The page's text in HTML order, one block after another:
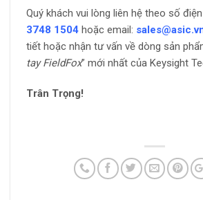
Quý khách vui lòng liên hệ theo số
3748 1504hoặc email:
tiết hoặc nhận tư vấn về dòng sản
tay FieldFox” mới nhất của Keysight
Trân Trọng!